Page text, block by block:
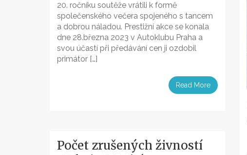
20. ročníku soutěže vrátili k formě
společenského večera spojeného s tancem
a dobrou náladou. Prestižní akce se konala
dne 28.března 2023 v Autoklubu Praha a
svou účastí při předávání cen ji ozdobil
primátor […]
Read More
Počet zrušených živností